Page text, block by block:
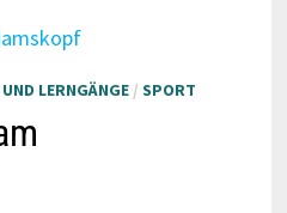
LERNGÄNGE/ SPORT